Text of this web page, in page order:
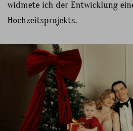
widmete ich der Entwicklung
Hochzeitsprojekts.